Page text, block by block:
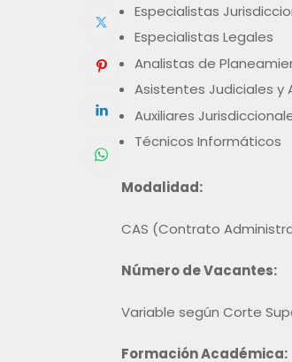
Especialistas
Especialistas Legales
Analistas de
Asistentes Judiciales y
Auxiliares
Técnicos Informáticos
Modalidad:
CAS (Contrato
Número de Vacantes:
Variable según Corte
Formación Académica: